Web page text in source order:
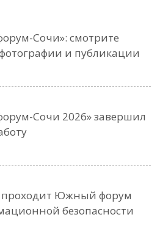
Сочи»: смотрите
и публикации
Сочи 2026» завершил
проходит Южный форум
безопасности